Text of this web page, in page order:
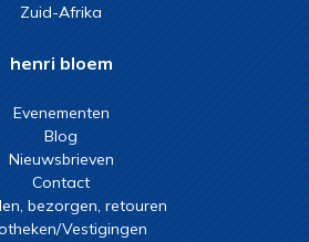
Zuid-Afrika
henri bloem
Evenementen
Blog
Nieuwsbrieven
Contact
bezorgen, retouren
Vestigingen